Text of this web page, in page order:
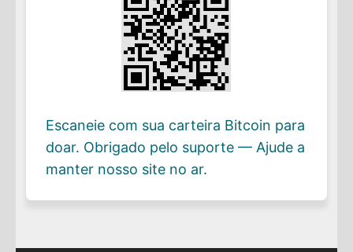
Escaneie com sua carteira Bitcoin para
doar. Obrigado pelo suporte — Ajude a
manter nosso site no ar.